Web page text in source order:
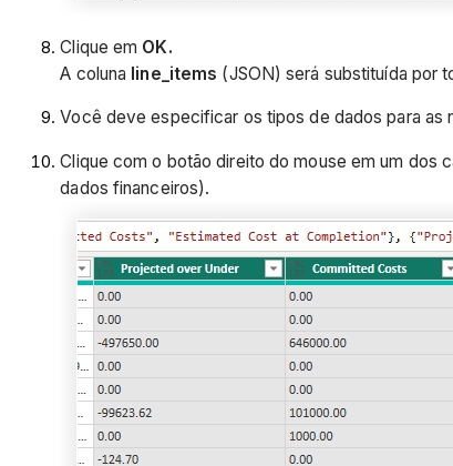
Clique em OK.
A coluna line_items (JSON) será substituída por
Você deve especificar os tipos de dados para as
Clique com o botão direito do mouse em um dos
dados financeiros).